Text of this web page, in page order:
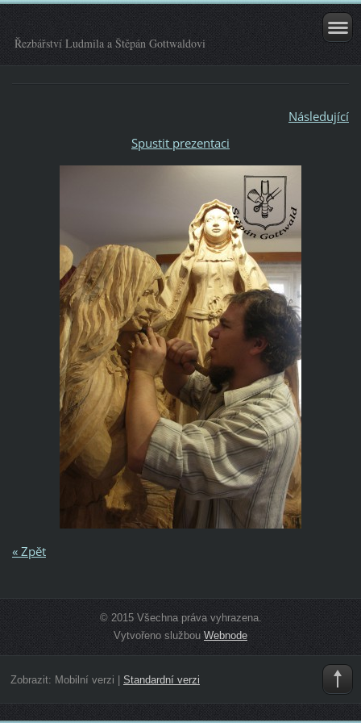
Řezbářství Ludmila a Štěpán Gottwaldovi
Následující
Spustit prezentaci
« Zpět
© 2015 Všechna práva vyhrazena.
Vytvořeno službouWebnode
Zobrazit: Mobilní verzi Standardní verzi